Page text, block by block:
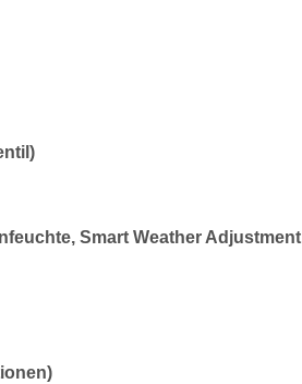
Smart Weather Adjustment
)